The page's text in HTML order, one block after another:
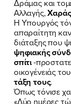
Δράμας και
Αλλαγής,
Η Υπουργός
απαραίτητη
διάταξης που
ψηφιακής
σπίτι-
οικογένειάς
τάξη τους.
Όπως τόνισε
«Δύο ημέρες